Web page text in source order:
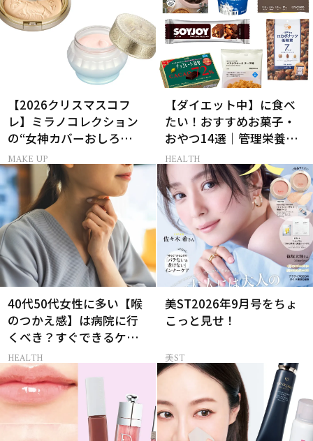
【2026クリスマスコフ
レ】ミラノコレクション
の“女神カバーおしろ
い”で主役に！
MAKE UP
【ダイエット中】に食べ
たい！おすすめお菓子・
おやつ14選｜管理栄養士
監修
HEALTH
40代50代女性に多い【喉
のつかえ感】は病院に行
くべき？すぐできるケア5
選も！
HEALTH
美ST2026年9月号をちょ
こっと見せ！
美ST